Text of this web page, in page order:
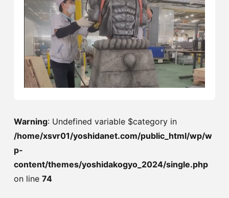
Warning: Undefined variable $category in
/home/xsvr01/yoshidanet.com/public_html/wp/w
p-
content/themes/yoshidakogyo_2024/single.php
on line 74